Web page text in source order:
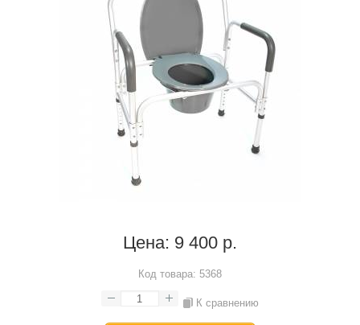
Цена: 9 400 р.
Код товара: 5368
К сравнению